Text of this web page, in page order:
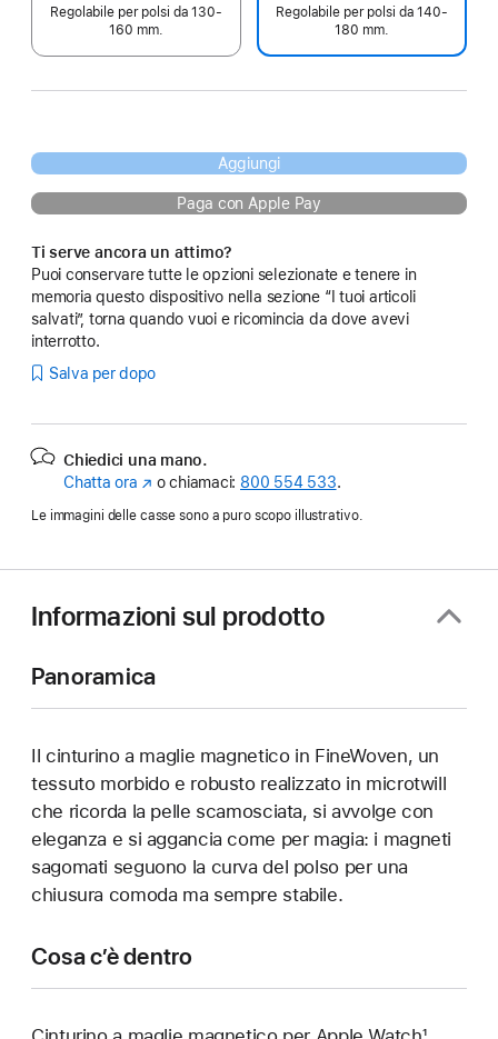
Regolabile per polsi da 130-
160 mm.
Regolabile per polsi da 140-
180 mm.
Aggiungi
Paga con Apple Pay
Ti serve ancora un attimo?
Puoi conservare tutte le opzioni selezionate e tenere in
memoria questo dispositivo nella sezione “I tuoi articoli
salvati”, torna quando vuoi e ricomincia da dove avevi
interrotto.
Salva per dopo
Chiedici una mano.
Chatta ora (Si
nuova
o chiamaci: 800 554 533.
Le immagini delle casse sono a puro scopo illustrativo.
Informazioni sul prodotto
Panoramica
Il cinturino a maglie magnetico in FineWoven, un
tessuto morbido e robusto realizzato in microtwill
che ricorda la pelle scamosciata, si avvolge con
eleganza e si aggancia come per magia: i magneti
sagomati seguono la curva del polso per una
chiusura comoda ma sempre stabile.
Cosa c’è dentro